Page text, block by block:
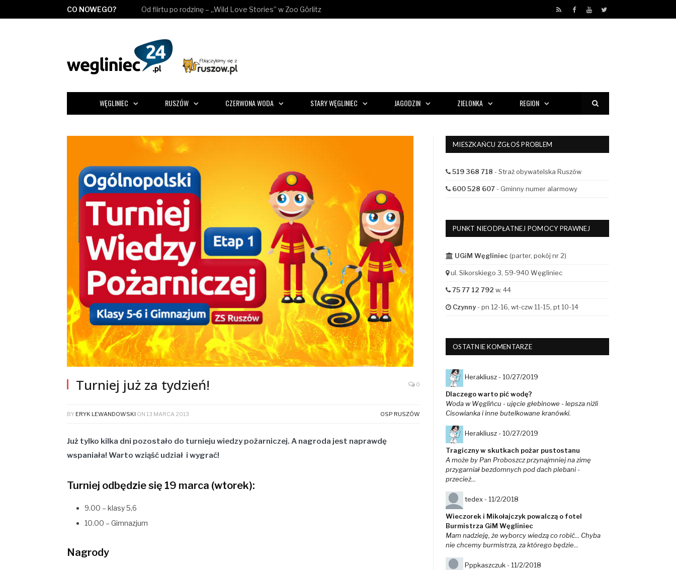
CO NOWEGO? Od flirtu po rodzinę – „Wild Love Stories” w Zoo Görlitz RSS Facebook
YouTube
Twitter
WĘGLINIEC RUSZÓW CZERWONA WODA STARY WĘGLINIEC JAGODZIN ZIELONKA REGION
Turniej już za tydzień! 0
BY ERYK LEWANDOWSKI ON 13 MARCA 2013 OSP RUSZÓW
Już tylko kilka dni pozostało do turnieju wiedzy pożarniczej. A nagroda jest naprawdę
wspaniała! Warto wziąść udział i wygrać!
Turniej odbędzie się 19 marca (wtorek):
9.00 – klasy 5,6
10.00 – Gimnazjum
Nagrody
MIESZKAŃCU ZGŁOŚ PROBLEM
519 368 718 - Straż obywatelska Ruszów
600 528 607- Gminny numer alarmowy
PUNKT NIEODPŁATNEJ POMOCY PRAWNEJ
UGiM Węgliniec (parter, pokój nr 2)
ul. Sikorskiego 3, 59-940 Węgliniec
75 77 12 792 w. 44
Czynny- pn 12-16, wt-czw 11-15, pt 10-14
OSTATNIE KOMENTARZE
Herakliusz - 10/27/2019
Dlaczego warto pić wodę?
Woda w Węglińcu - ujęcie głebinowe - lepsza niżli
Cisowianka i inne butelkowane kranówki.
Herakliusz - 10/27/2019
Tragiczny w skutkach pożar pustostanu
A może by Pan Proboszcz przynajmniej na zimę
przygarniał bezdomnych pod dach plebani -
przecież...
tedex - 11/2/2018
Wieczorek i Mikołajczyk powalczą o fotel
Burmistrza GiM Węgliniec
Mam nadzieję, że wyborcy wiedzą co robić... Chyba
nie chcemy burmistrza, za którego będzie...
Pppkaszczuk - 11/2/2018